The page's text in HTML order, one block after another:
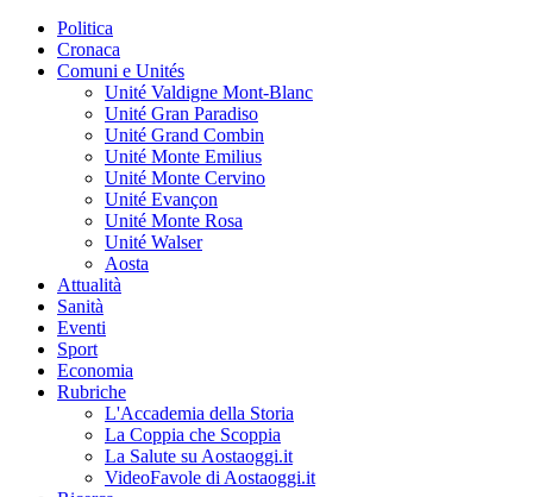
Politica
Cronaca
Comuni e Unités
Unité Valdigne Mont-Blanc
Unité Gran Paradiso
Unité Grand Combin
Unité Monte Emilius
Unité Monte Cervino
Unité Evançon
Unité Monte Rosa
Unité Walser
Aosta
Attualità
Sanità
Eventi
Sport
Economia
Rubriche
L'Accademia della Storia
La Coppia che Scoppia
La Salute su Aostaoggi.it
VideoFavole di Aostaoggi.it